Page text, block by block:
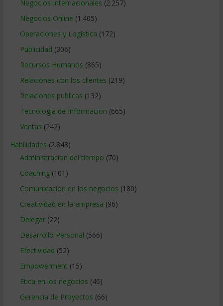
Negocios Internacionales (2.257)
Negocios Online (1.405)
Operaciones y Logística (172)
Publicidad (306)
Recursos Humanos (865)
Relaciones con los clientes (219)
Relaciones publicas (132)
Tecnologia de Informacion (665)
Ventas (242)
Habilidades (2.843)
Administracion del tiempo (70)
Coaching(101)
Comunicacion en los negocios (180)
Creatividad en la empresa (96)
Delegar(22)
Desarrollo Personal (566)
Efectividad (52)
Empowerment (15)
Etica en los negocios (46)
Gerencia de Proyectos (66)